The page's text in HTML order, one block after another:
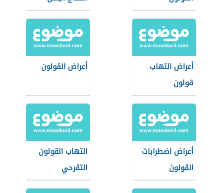
أعراض التهاب
قولون
أعراض القولون
أعراض اضطرابات
القولون
التهاب القولون
التقرحي